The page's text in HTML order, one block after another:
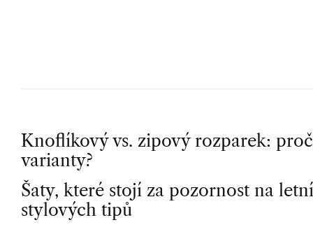
P
o
s
Knoflíkový vs. zipový rozparek:
varianty?
Šaty, které stojí za pozornost na
stylových tipů